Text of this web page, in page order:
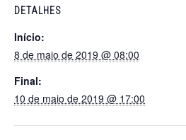
DETALHES
Início:
8 de maio de 2019 @ 08:00
Final:
10 de maio de 2019 @ 17:00